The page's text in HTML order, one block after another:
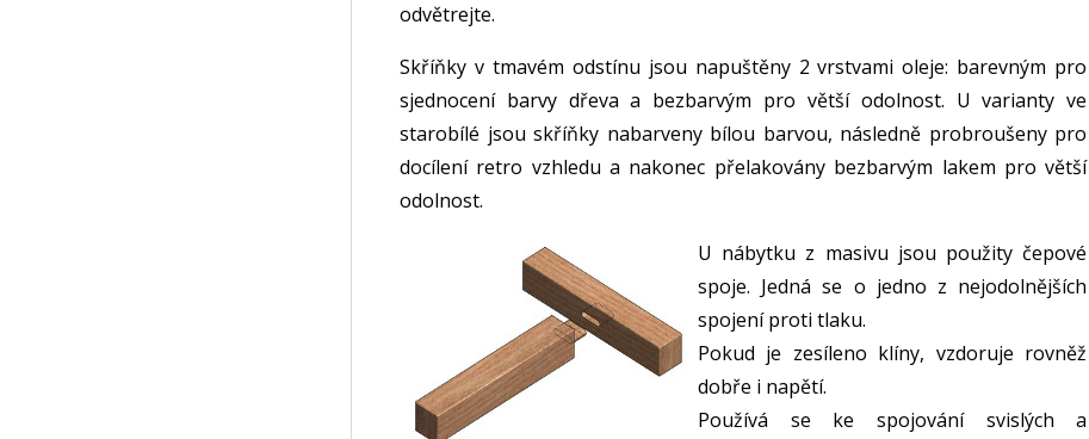
odvětrejte.
Skříňky v tmavém odstínu jsou napuštěny 2 vrstvami oleje: barevným pro
sjednocení barvy dřeva a bezbarvým pro větší odolnost. U varianty ve
starobílé jsou skříňky nabarveny bílou barvou, následně probroušeny pro
docílení retro vzhledu a nakonec přelakovány bezbarvým lakem pro větší
odolnost.
U nábytku z masivu jsou použity čepové
spoje. Jedná se o jedno z nejodolnějších
spojení proti tlaku.
Pokud je zesíleno klíny, vzdoruje rovněž
dobře i napětí.
Používá se ke spojování svislých a